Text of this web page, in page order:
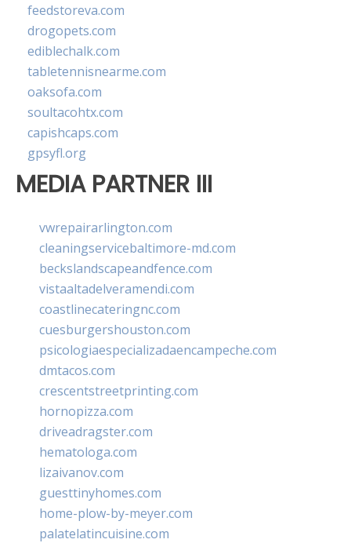
feedstoreva.com
drogopets.com
ediblechalk.com
tabletennisnearme.com
oaksofa.com
soultacohtx.com
capishcaps.com
gpsyfl.org
MEDIA PARTNER III
vwrepairarlington.com
cleaningservicebaltimore-md.com
beckslandscapeandfence.com
vistaaltadelveramendi.com
coastlinecateringnc.com
cuesburgershouston.com
psicologiaespecializadaencampeche.com
dmtacos.com
crescentstreetprinting.com
hornopizza.com
driveadragster.com
hematologa.com
lizaivanov.com
guesttinyhomes.com
home-plow-by-meyer.com
palatelatincuisine.com